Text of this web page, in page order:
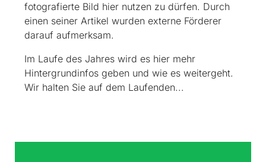
fotografierte Bild hier nutzen zu dürfen. Durch
einen seiner Artikel wurden externe Förderer
darauf aufmerksam.
Im Laufe des Jahres wird es hier mehr
Hintergrundinfos geben und wie es weitergeht.
Wir halten Sie auf dem Laufenden...